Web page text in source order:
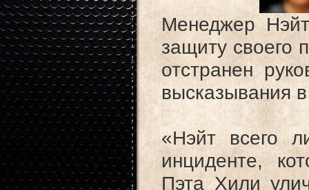
Менеджер
защиту своего
отстранен
высказывания
«Нэйт всего
инциденте,
Пэта Хили